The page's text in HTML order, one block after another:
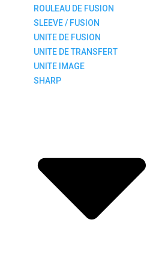
ROULEAU DE FUSION
SLEEVE / FUSION
UNITE DE FUSION
UNITE DE TRANSFERT
UNITE IMAGE
SHARP